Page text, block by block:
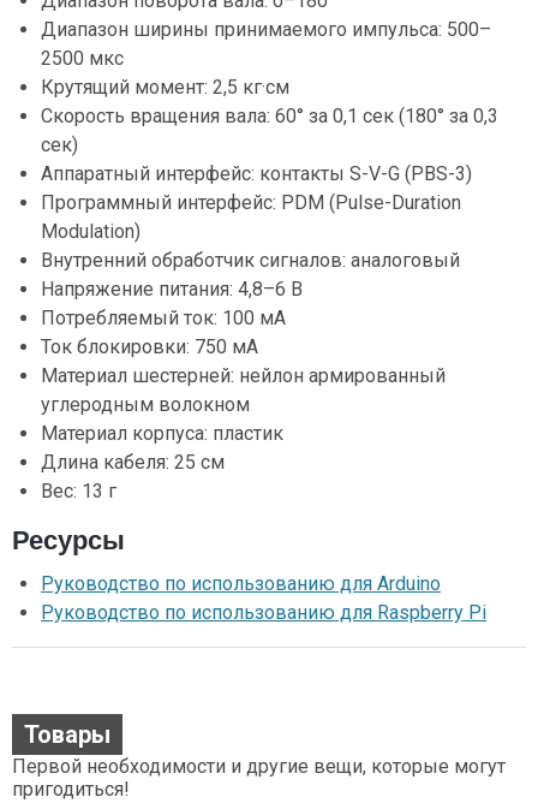
Диапазон ширины принимаемого импульса: 500–
2500 мкс
Крутящий момент: 2,5 кг·см
Скорость вращения вала: 60° за 0,1 сек (180° за 0,3
сек)
Аппаратный интерфейс: контакты S-V-G (PBS-3)
Программный интерфейс: PDM (Pulse-Duration
Modulation)
Внутренний обработчик сигналов: аналоговый
Напряжение питания: 4,8–6 В
Потребляемый ток: 100 мА
Ток блокировки: 750 мА
Материал шестерней: нейлон армированный
углеродным волокном
Материал корпуса: пластик
Длина кабеля: 25 см
Вес: 13 г
Ресурсы
Руководство по использованию для Arduino
Руководство по использованию для Raspberry Pi
Товары
Первой необходимости и другие вещи, которые могут
пригодиться!